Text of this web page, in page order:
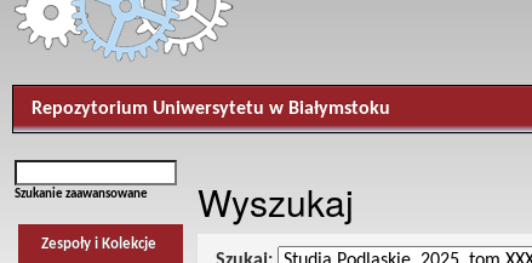
Repozytorium Uniwersytetu w Białymstoku
Szukanie zaawansowane
Zespoły i Kolekcje
Wyszukaj